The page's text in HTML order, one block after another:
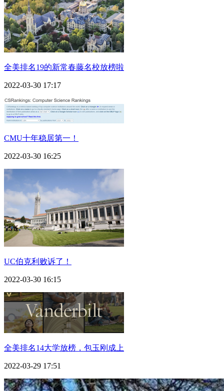
全美排名19的新常春藤名校放榜啦
2022-03-30 17:17
CMU十年稳居第一！
2022-03-30 16:25
UC伯克利败诉了！
2022-03-30 16:15
全美排名14大学放榜，包玉刚成上
2022-03-29 17:51